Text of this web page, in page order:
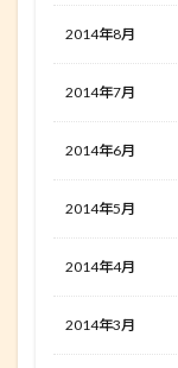
2014年8月
2014年7月
2014年6月
2014年5月
2014年4月
2014年3月